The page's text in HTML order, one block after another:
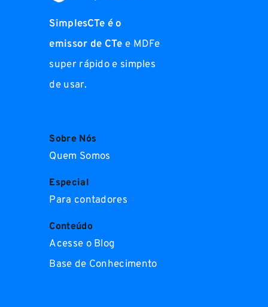
SimplesCTe é o
emissor de CTe e MDFe
super rápido e simples
de usar.
Sobre Nós
Quem Somos
Especial
Para contadores
Conteúdo
Acesse o Blog
Base de Conhecimento